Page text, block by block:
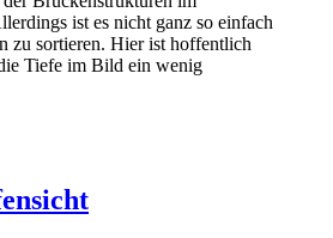
ist es nicht ganz so einfach
zu sortieren. Hier ist hoffentlich
Tiefe im Bild ein wenig